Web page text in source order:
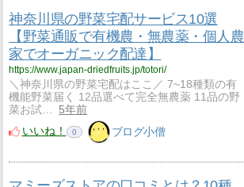
神奈川県の野菜宅配サービス10選
【野菜通販で有機農・無農薬・個人農
家でオーガニック配達】
https://www.japan-driedfruits.jp/totori/
＼神奈川県の野菜宅配はここ／ 7~18種類の有
機能野菜届く 12品選べて完全無農薬 11品の野
菜お試…
5年前
いいね！
0 ブログ小僧